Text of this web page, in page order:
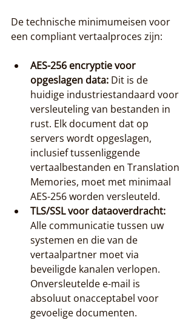
De technische minimumeisen voor
een compliant vertaalproces zijn:
AES-256 encryptie voor
opgeslagen data: Dit is de
huidige industriestandaard voor
versleuteling van bestanden in
rust. Elk document dat op
servers wordt opgeslagen,
inclusief tussenliggende
vertaalbestanden en Translation
Memories, moet met minimaal
AES-256 worden versleuteld.
TLS/SSL voor dataoverdracht:
Alle communicatie tussen uw
systemen en die van de
vertaalpartner moet via
beveiligde kanalen verlopen.
Onversleutelde e-mail is
absoluut onacceptabel voor
gevoelige documenten.